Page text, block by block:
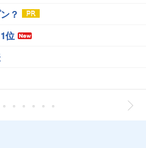
？
位